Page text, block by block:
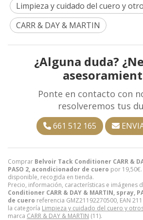
Comprar Belvoir Tack Conditioner CARR &
PASO 2, acondicionador de cuero por 19,50€
disponible, recogida en tienda.
Precio, información, características e imágenes
Conditioner CARR & DAY & MARTIN, spray,
de cuero referencia GMZ21192270500, EAN
la categoría Limpieza y cuidado del cuero y
marca CARR & DAY & MARTIN (11).
Limpieza y cuidado del cuero y
CARR & DAY & MARTIN
¿Alguna duda?
Ponte en contacto con
resolveremos tus
661 512 165